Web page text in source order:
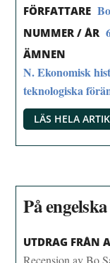
FÖRFATTARE
NUMMER / ÅR
ÄMNEN
N. Ekonomisk
teknologiska
LÄS HELA
På
UTDRAG FRÅN
Recension av Bo